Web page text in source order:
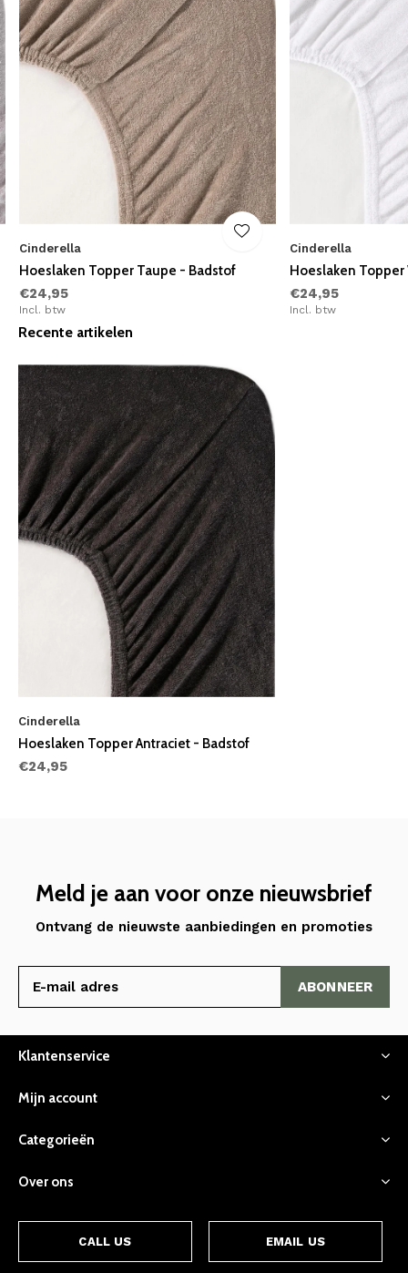
Cinderella
Hoeslaken Topper Taupe - Badstof
€24,95
Incl. btw
Cinderella
Hoeslaken
€24,95
Incl. btw
Recente artikelen
Cinderella
Hoeslaken Topper Antraciet - Badstof
€24,95
Meld je aan voor onze nieuwsbrief
Ontvang de nieuwste aanbiedingen en promoties
ABONNEER
Klantenservice
Mijn account
Categorieën
Over ons
CALL US EMAIL US